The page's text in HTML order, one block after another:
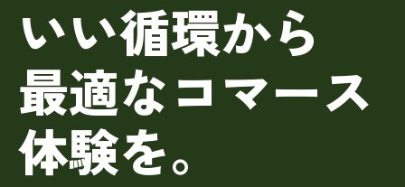
いい循環から
最適なコマース
体験を。